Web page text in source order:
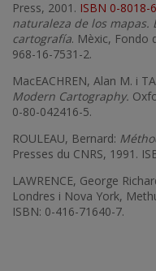
Press, 2001. ISBN 0-8018-
naturaleza de los mapas.
cartografía. Mèxic, Fondo
968-16-7531-2.
MacEACHREN, Alan M. i
Modern Cartography.
0-80-042416-5.
ROULEAU, Bernard:
Presses du CNRS, 1991.
LAWRENCE, George
Londres i Nova York,
ISBN: 0-416-71640-7.